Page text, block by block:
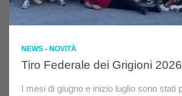
NEWS - NOVITÀ
Tiro Federale dei Grigioni 2026
I mesi di giugno e inizio luglio sono stati